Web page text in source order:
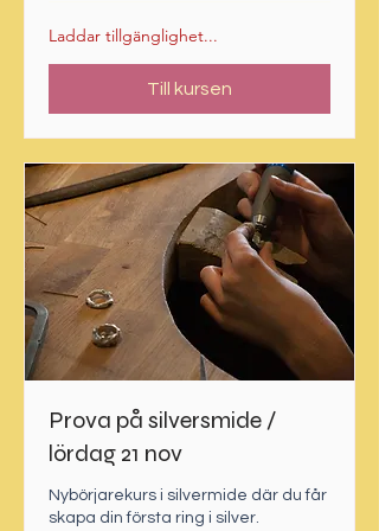
Laddar tillgänglighet...
Till kursen
Prova på silversmide /
lördag 21 nov
Nybörjarekurs i silvermide där du får
skapa din första ring i silver.